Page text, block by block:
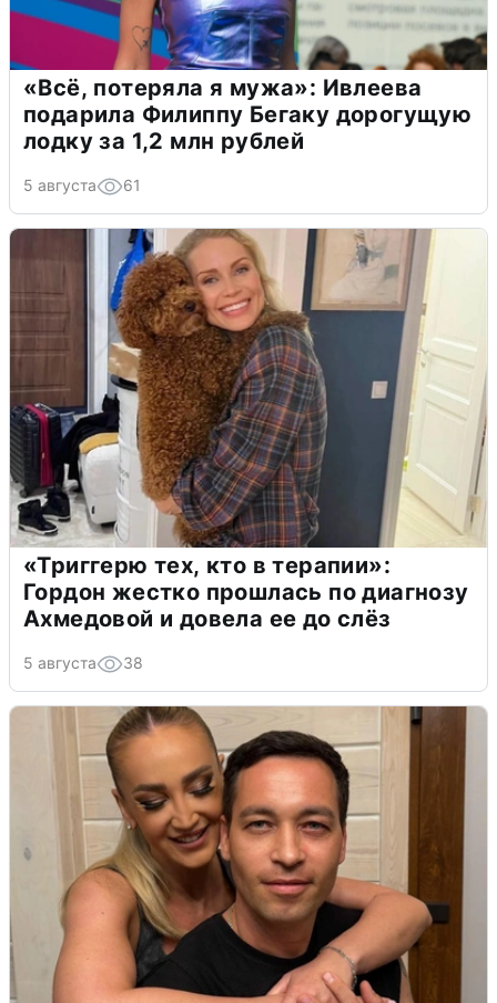
«Всё, потеряла я мужа»: Ивлеева
подарила Филиппу Бегаку дорогущую
лодку за 1,2 млн рублей
5 августа 61
«Триггерю тех, кто в терапии»:
Гордон жестко прошлась по диагнозу
Ахмедовой и довела ее до слёз
5 августа 38